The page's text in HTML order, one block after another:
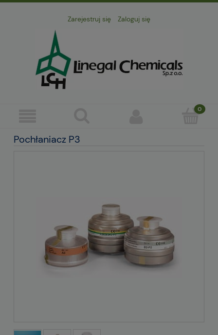
Zarejestruj się Zaloguj się
Pochłaniacz P3